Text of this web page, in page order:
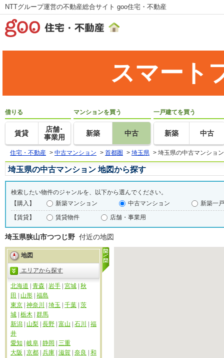
NTTグループ運営の不動産総合サイト goo住宅・不動産
スマート
借りる
賃貸
店舗･
事業用
マンションを買う
新築 中古
一戸建てを買う
新築 中古
住宅・不動産 > 中古マンション > 首都圏 > 埼玉県 > 埼玉県の中古マンショ
埼玉県の中古マンション 地図から探す
検索したい物件のジャンルを、以下から選んでください。
【購入】
新築マンション 中古マンション
新築一
【賃貸】
賃貸物件 店舗・事業用
埼玉県狭山市つつじ野 付近の地図
地図
エリアから探す
北海道 青森 岩手 宮城 秋
田
山形 福島
東京 神奈川 埼玉 千葉 茨
城 栃木 群馬
新潟
山梨 長野 富山 石川
福
井
愛知
岐阜 静岡
三重
大阪
京都 兵庫 滋賀 奈良
和